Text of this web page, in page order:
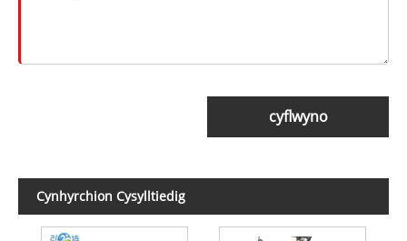
cyflwyno
Cynhyrchion Cysylltiedig